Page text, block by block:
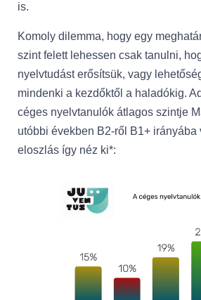
is.
Komoly dilemma, hogy egy
szint felett lehessen csak tanulni,
nyelvtudást erősítsük, vagy
mindenki a kezdőktől a haladókig.
céges nyelvtanulók átlagos szintje
utóbbi években B2-ről B1+ irányába
eloszlás így néz ki*: